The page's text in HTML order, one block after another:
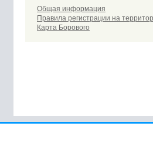
Общая информация
Правила регистрации на
Карта Борового